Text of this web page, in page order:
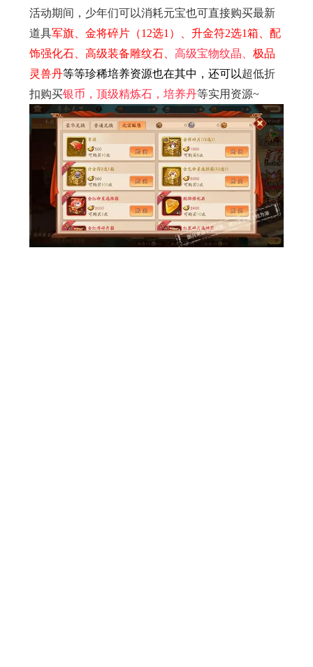
活动期间，少年们可以消耗元宝也可直接购买最新
道具军旗、金将碎片（12选1）、升金符2选1箱、配
饰强化石、高级装备雕纹石、 高级宝物纹晶、 极品
灵兽丹等等珍稀培养资源也在其中，还可以超低折
扣购买银币，顶级精炼石，培养丹等实用资源~